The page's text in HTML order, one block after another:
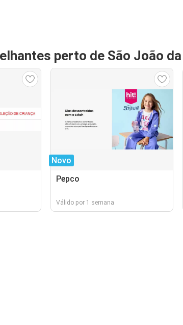
perto de São João
Novo
Pepco
Válido por 1 semana